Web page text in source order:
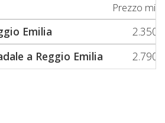
Prezzo
Emilia
2.350
a Reggio Emilia
2.790